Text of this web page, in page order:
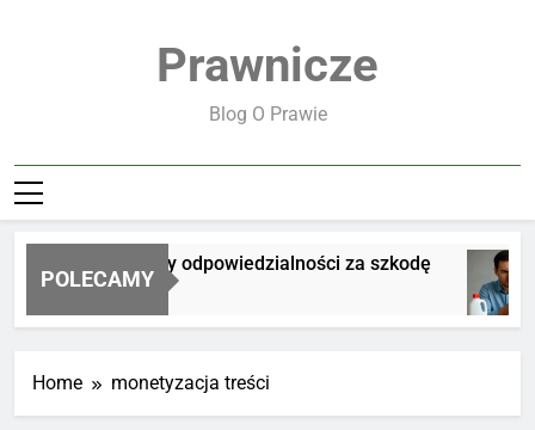
Prawnicze
Blog O Prawie
POLECAMY
Jakie są zasady odpowiedzialności za szkodę
2 Dni Ago
Home monetyzacja treści